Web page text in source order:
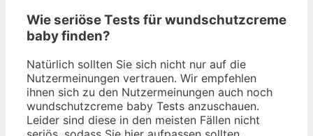
Wie seriöse Tests für wundschutzcreme
baby finden?
Natürlich sollten Sie sich nicht nur auf die
Nutzermeinungen vertrauen. Wir empfehlen
ihnen sich zu den Nutzermeinungen auch noch
wundschutzcreme baby Tests anzuschauen.
Leider sind diese in den meisten Fällen nicht